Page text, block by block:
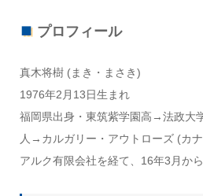
プロフィール
真木将樹 (まき・まさき)
1976年2月13日生まれ
福岡県出身・東筑紫学園高→法政
人→カルガリー・アウトローズ (カ
アルク有限会社を経て、16年3月か